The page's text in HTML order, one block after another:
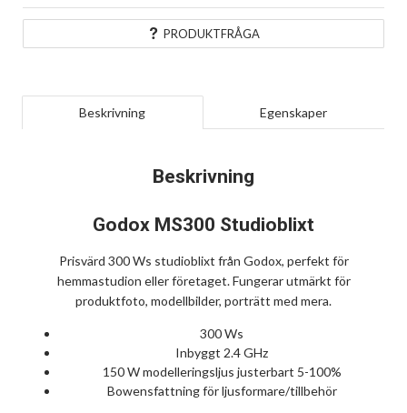
PRODUKTFRÅGA
Beskrivning Egenskaper
Beskrivning
Godox MS300 Studioblixt
Prisvärd 300 Ws studioblixt från Godox, perfekt för
hemmastudion eller företaget. Fungerar utmärkt för
produktfoto, modellbilder, porträtt med mera.
300 Ws
Inbyggt 2.4 GHz
150 W modelleringsljus justerbart 5-100%
Bowensfattning för ljusformare/tillbehör